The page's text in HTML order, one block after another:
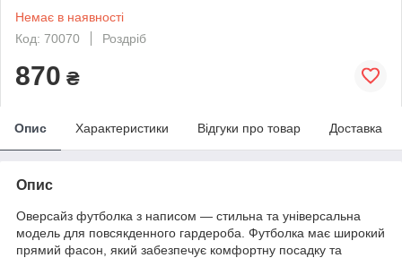
Немає в наявності
Код: 70070
Роздріб
870 ₴
Опис Характеристики Відгуки про товар Доставка
Опис
Оверсайз футболка з написом — стильна та універсальна
модель для повсякденного гардероба. Футболка має широкий
прямий фасон, який забезпечує комфортну посадку та